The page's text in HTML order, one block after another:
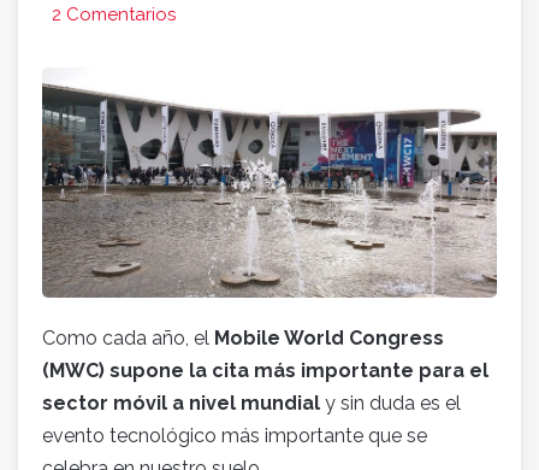
2 Comentarios
Como cada año, el Mobile World Congress
(MWC) supone la cita más importante para el
sector móvil a nivel mundial y sin duda es el
evento tecnológico más importante que se